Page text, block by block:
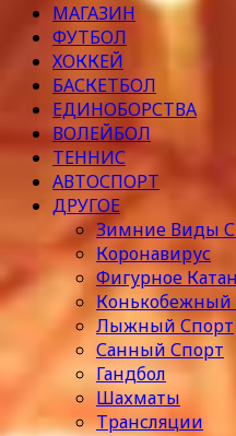
МАГАЗИН
ФУТБОЛ
ХОККЕЙ
БАСКЕТБОЛ
ЕДИНОБОРСТВА
ВОЛЕЙБОЛ
ТЕННИС
АВТОСПОРТ
ДРУГОЕ
Зимние Виды
Коронавирус
Фигурное
Конькобежный
Лыжный Спорт
Санный Спорт
Гандбол
Шахматы
Трансляции